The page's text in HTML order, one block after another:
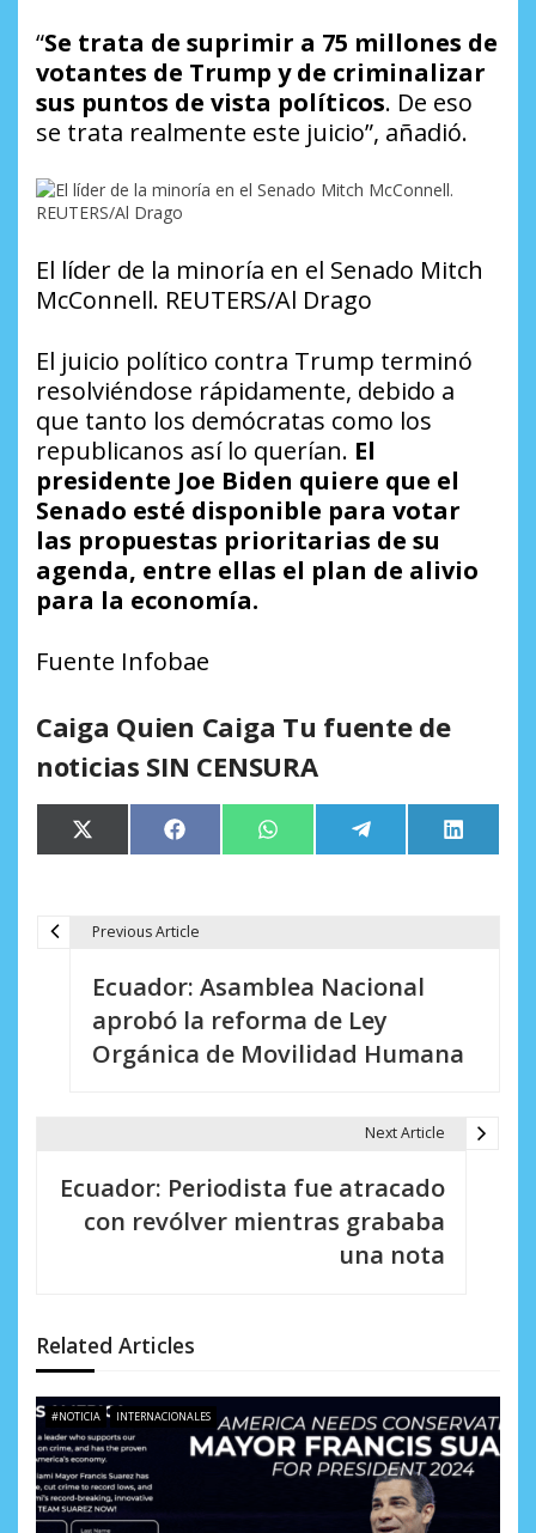
“Se trata de suprimir a 75 millones de
votantes de Trump y de criminalizar
sus puntos de vista políticos. De eso
se trata realmente este juicio”, añadió.
El líder de la minoría en el Senado Mitch
McConnell. REUTERS/Al Drago
El juicio político contra Trump terminó
resolviéndose rápidamente, debido a
que tanto los demócratas como los
republicanos así lo querían. El
presidente Joe Biden quiere que el
Senado esté disponible para votar
las propuestas prioritarias de su
agenda, entre ellas el plan de alivio
para la economía.
Fuente Infobae
Caiga Quien Caiga Tu fuente de
noticias SIN CENSURA
Compartir
en
X
(Twitter)
Compartir
en
Facebook Compartir
en
WhatsApp Compartir
en
Telegram
en
LinkedIn
n
d
e
e
n
Previous Article
Ecuador: Asamblea Nacional
aprobó la reforma de Ley
Orgánica de Movilidad Humana
Next Article
Ecuador: Periodista fue atracado
con revólver mientras grababa
una nota
Related Articles
#NOTICIA INTERNACIONALES